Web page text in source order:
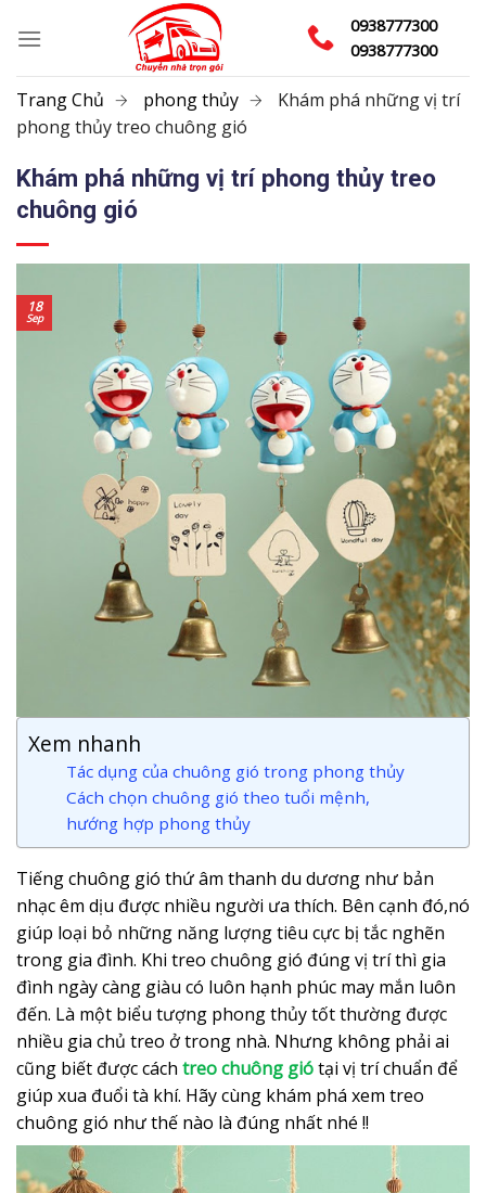
0938777300
0938777300
Trang Chủ phong thủy
Khám phá những vị trí
phong thủy treo chuông gió
Khám phá những vị trí phong thủy treo
chuông gió
18
Sep
Xem nhanh
Tác dụng của chuông gió trong phong thủy
Cách chọn chuông gió theo tuổi mệnh,
hướng hợp phong thủy
Tiếng chuông gió thứ âm thanh du dương như bản
nhạc êm dịu được nhiều người ưa thích. Bên cạnh đó,nó
giúp loại bỏ những năng lượng tiêu cực bị tắc nghẽn
trong gia đình. Khi treo chuông gió đúng vị trí thì gia
đình ngày càng giàu có luôn hạnh phúc may mắn luôn
đến. Là một biểu tượng phong thủy tốt thường được
nhiều gia chủ treo ở trong nhà. Nhưng không phải ai
cũng biết được cách treo chuông giótại vị trí chuẩn để
giúp xua đuổi tà khí. Hãy cùng khám phá xem treo
chuông gió như thế nào là đúng nhất nhé !!